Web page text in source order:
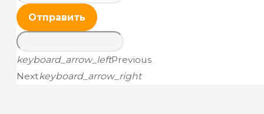
Отправить
keyboard_arrow_leftPrevious
Nextkeyboard_arrow_right